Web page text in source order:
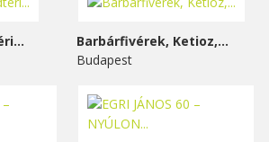
Barbárfivérek, Ketioz,...
Budapest